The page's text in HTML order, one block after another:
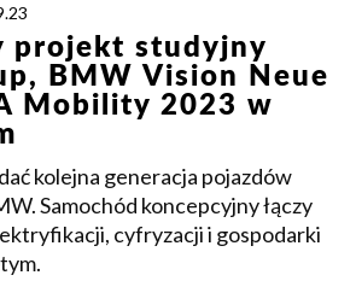
projekt studyjny
BMW Vision Neue
Mobility 2023 w
kolejna generacja pojazdów
Samochód koncepcyjny łączy
cyfryzacji i gospodarki